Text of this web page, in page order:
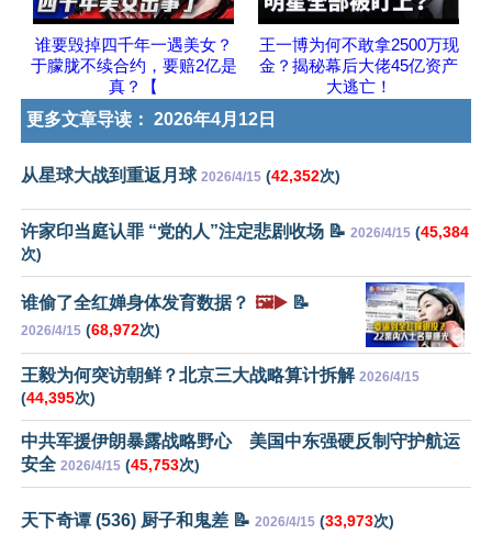
谁要毁掉四千年一遇美女？
于朦胧不续合约，要赔2亿是
真？【
王一博为何不敢拿2500万现
金？揭秘幕后大佬45亿资产
大逃亡！
更多文章导读： 2026年4月12日
从星球大战到重返月球 2026/4/15 (42,352次)
许家印当庭认罪 “党的人”注定悲剧收场 📝 2026/4/15 (45,384
次)
谁偷了全红婵身体发育数据？ 🖼️▶️ 📝
2026/4/15 (68,972次)
王毅为何突访朝鲜？北京三大战略算计拆解 2026/4/15
(44,395次)
中共军援伊朗暴露战略野心 美国中东强硬反制守护航运
安全 2026/4/15 (45,753次)
天下奇谭 (536) 厨子和鬼差 📝 2026/4/15 (33,973次)